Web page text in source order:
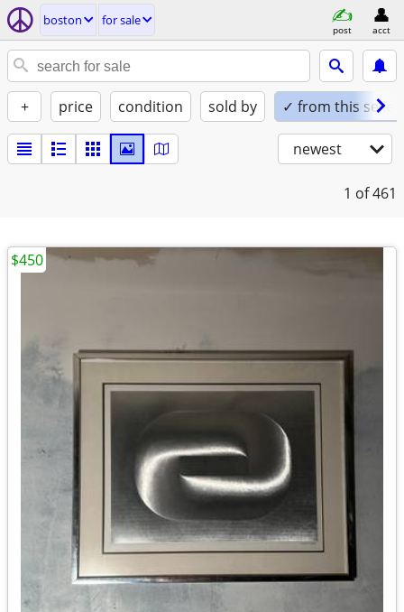
boston for sale
post acct
+ price condition sold by ✓ from this seller
newest
1 of 461
$450